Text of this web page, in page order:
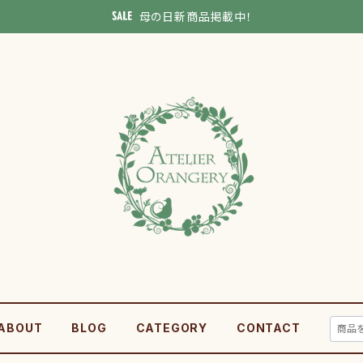
母の日新商品掲載中！
BLOG CATEGORY CONTACT